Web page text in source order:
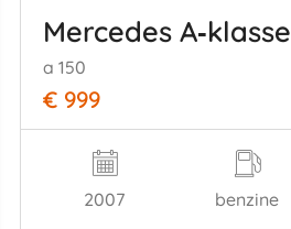
Mercedes A‑klasse
a 150
€ 999
2007 benzine